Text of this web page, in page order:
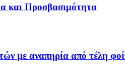
και Προσβασιμότητα
με αναπηρία από τέλη